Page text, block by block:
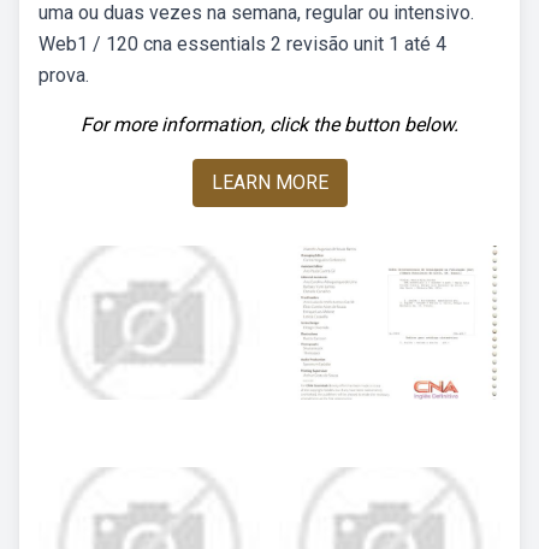
uma ou duas vezes na semana, regular ou intensivo.
Web1 / 120 cna essentials 2 revisão unit 1 até 4
prova.
For more information, click the button below.
LEARN MORE